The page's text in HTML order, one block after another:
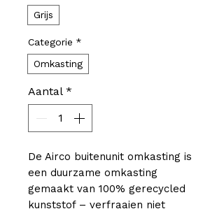
Grijs
Categorie *
Omkasting
Aantal *
De Airco buitenunit omkasting is
een duurzame omkasting
gemaakt van 100% gerecycled
kunststof – verfraaien niet